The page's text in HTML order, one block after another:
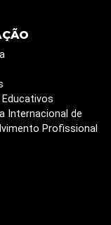
Internacional de
Profissional